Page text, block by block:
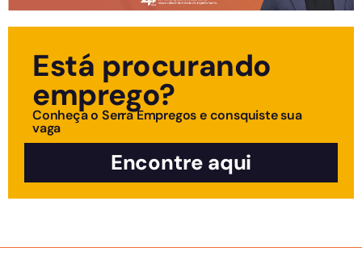
Está procurando
emprego?
Conheça o Serra Empregos e consquiste sua
vaga
Encontre aqui